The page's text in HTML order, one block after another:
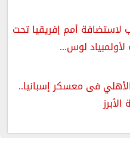
أمم إفريقيا تحت
فى معسكر إسبانيا..